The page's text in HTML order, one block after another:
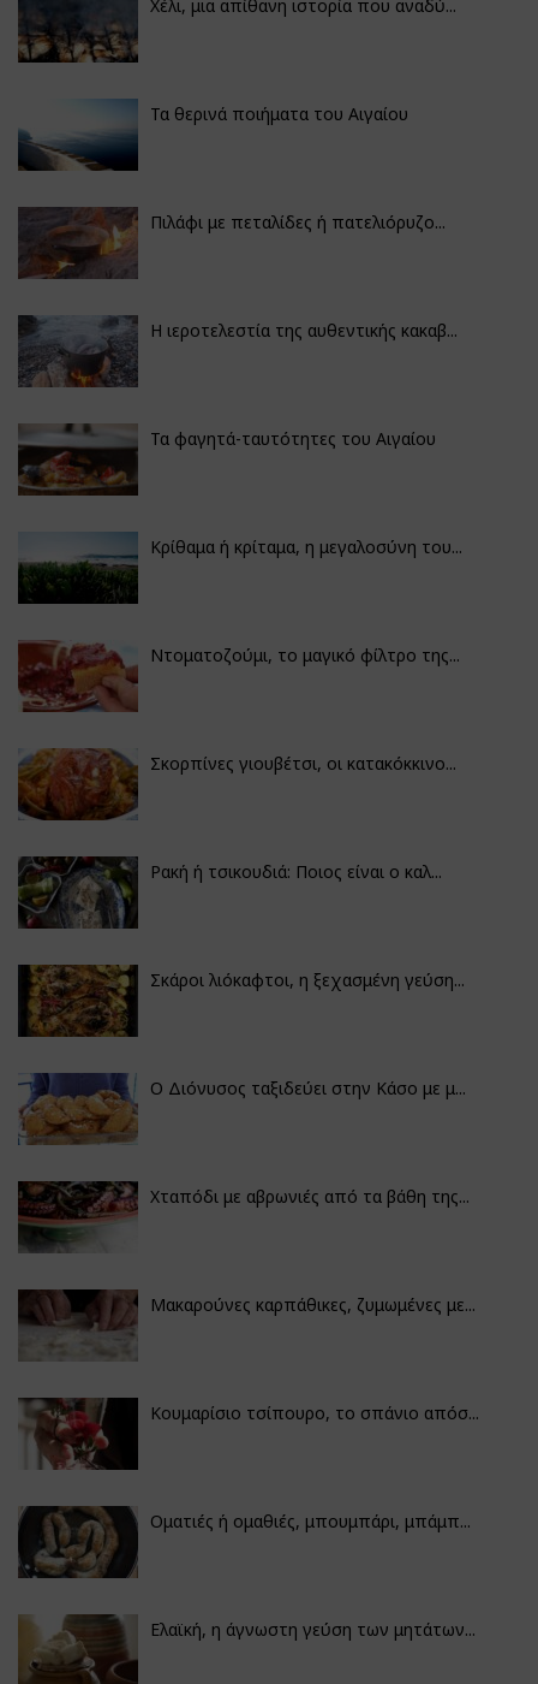
Χέλι, μια απίθανη ιστορία που αναδύ...
Τα θερινά ποιήματα του Αιγαίου
Πιλάφι με πεταλίδες ή πατελιόρυζο...
Η ιεροτελεστία της αυθεντικής κακαβ...
Τα φαγητά-ταυτότητες του Αιγαίου
Κρίθαμα ή κρίταμα, η μεγαλοσύνη του...
Ντοματοζούμι, το μαγικό φίλτρο της...
Σκορπίνες γιουβέτσι, οι κατακόκκινο...
Ρακή ή τσικουδιά: Ποιος είναι ο καλ...
Σκάροι λιόκαφτοι, η ξεχασμένη γεύση...
Ο Διόνυσος ταξιδεύει στην Κάσο με μ...
Χταπόδι με αβρωνιές από τα βάθη της...
Μακαρούνες καρπάθικες, ζυμωμένες με...
Κουμαρίσιο τσίπουρο, το σπάνιο απόσ...
Οματιές ή ομαθιές, μπουμπάρι, μπάμπ...
Ελαϊκή, η άγνωστη γεύση των μητάτων...